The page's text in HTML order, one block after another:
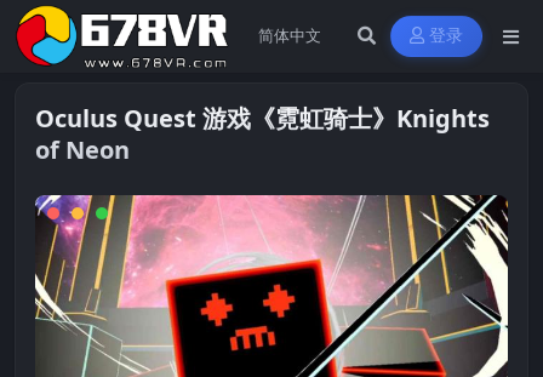
登录
Oculus Quest 游戏《霓虹骑士》Knights
of Neon